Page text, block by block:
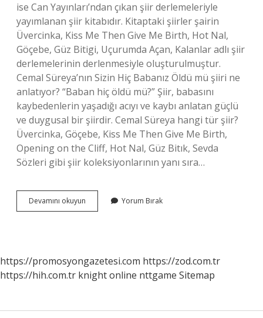
ise Can Yayınları’ndan çıkan şiir derlemeleriyle
yayımlanan şiir kitabıdır. Kitaptaki şiirler şairin
Üvercinka, Kiss Me Then Give Me Birth, Hot Nal,
Göçebe, Güz Bitigi, Uçurumda Açan, Kalanlar adlı şiir
derlemelerinin derlenmesiyle oluşturulmuştur.
Cemal Süreya’nın Sizin Hiç Babanız Öldü mü şiiri ne
anlatıyor? “Baban hiç öldü mü?” Şiir, babasını
kaybedenlerin yaşadığı acıyı ve kaybı anlatan güçlü
ve duygusal bir şiirdir. Cemal Süreya hangi tür şiir?
Üvercinka, Göçebe, Kiss Me Then Give Me Birth,
Opening on the Cliff, Hot Nal, Güz Bitık, Sevda
Sözleri gibi şiir koleksiyonlarının yanı sıra…
Devamını okuyun
Süreya
Yorum Bırak
https://promosyongazetesi.com https://zod.com.tr
https://hih.com.tr knight online nttgame Sitemap